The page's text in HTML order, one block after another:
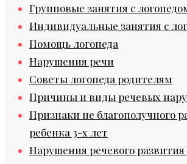
Групповые занятия с
Индивидуальные занятия с
Помощь логопеда
Нарушения речи
Советы логопеда родителям
Причины и виды речевых
Признаки не благополучного
ребенка 3-х лет
Нарушения речевого развития